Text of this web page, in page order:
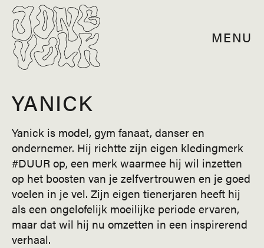
MENU
YANICK
Yanick is model, gym fanaat, danser en
ondernemer. Hij richtte zijn eigen kledingmerk
#DUUR op, een merk waarmee hij wil inzetten
op het boosten van je zelfvertrouwen en je goed
voelen in je vel. Zijn eigen tienerjaren heeft hij
als een ongelofelijk moeilijke periode ervaren,
maar dat wil hij nu omzetten in een inspirerend
verhaal.